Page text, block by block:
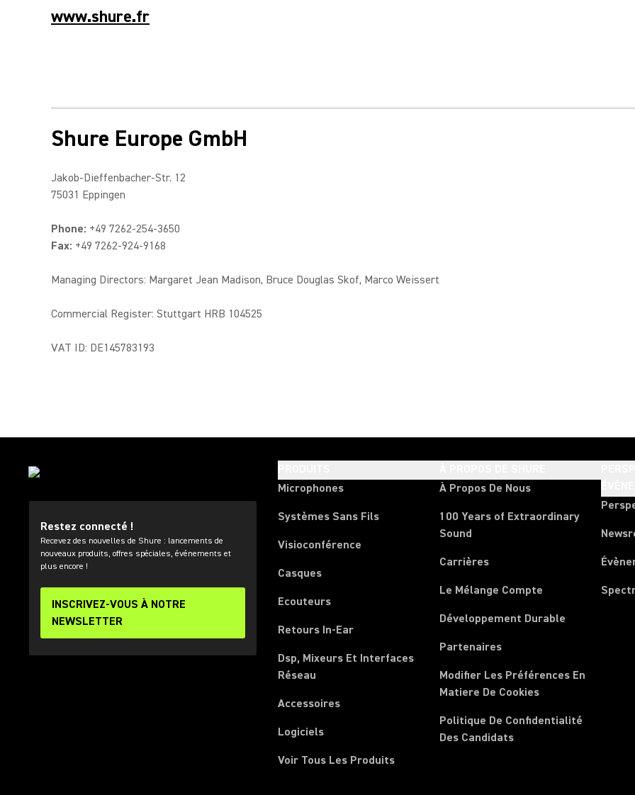
www.shure.fr
Shure Europe GmbH
Jakob-Dieffenbacher-Str. 12
75031 Eppingen
Phone: +49 7262-254-3650
Fax: +49 7262-924-9168
Managing Directors: Margaret Jean Madison, Bruce Douglas Skof, Marco Weissert
Commercial Register: Stuttgart HRB 104525
VAT ID: DE145783193
Restez connecté !
Recevez des nouvelles de Shure : lancements de
nouveaux produits, offres spéciales, événements et
plus encore !
INSCRIVEZ-VOUS À NOTRE
NEWSLETTER
Microphones
Systèmes Sans Fils
Visioconférence
Casques
Ecouteurs
Retours In-Ear
Dsp, Mixeurs Et Interfaces
Réseau
Accessoires
Logiciels
Voir Tous Les Produits
À Propos De Nous
100 Years of Extraordinary
Sound
Carrières
Le Mélange Compte
Développement Durable
Partenaires
Modifier Les Préférences En
Matiere De Cookies
Politique De Confidentialité
Des Candidats